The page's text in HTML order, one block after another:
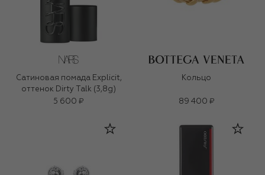
Сатиновая помада Explicit,
оттенок Dirty Talk (3,8g)
5 600 ₽
Кольцо
89 400 ₽